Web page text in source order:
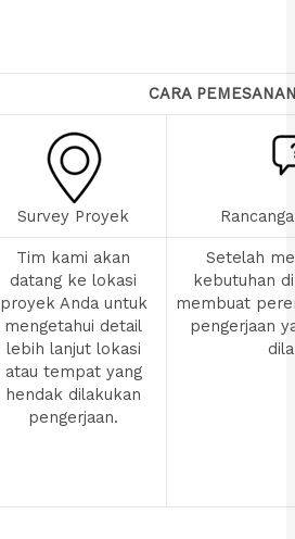
CARA
Survey Proyek
Tim kami akan
datang ke lokasi
proyek Anda untuk
mengetahui detail
lebih lanjut lokasi
atau tempat yang
hendak dilakukan
pengerjaan.
Setelah
kebutuhan
membuat
pengerjaan